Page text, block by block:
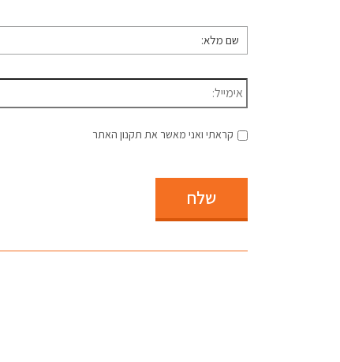
שם
מלא *
דוא״ל *
קראתי ואני מאשר את תקנון האתר
שלח